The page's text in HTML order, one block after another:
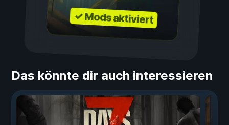
✓ Mods aktiviert
Das könnte dir auch interessieren